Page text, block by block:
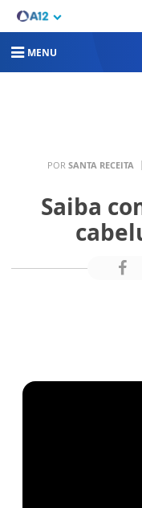
MENU
POR SANTA RECEITA
Saiba